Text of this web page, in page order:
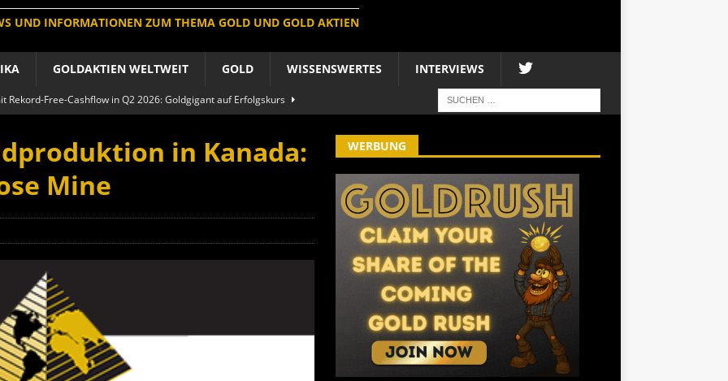
UND INFORMATIONEN ZUM THEMA GOLD UND GOLD AKTIEN
GOLDAKTIEN WELTWEIT GOLD WISSENSWERTES INTERVIEWS
Rekord-Free-Cashflow in Q2 2026: Goldgigant auf Erfolgskurs
der Welt baut um: Newmont vor Befreiungsschlag
boomen nach Preissturz: Asien kauft physisch
in Kanada:
Mine
WERBUNG